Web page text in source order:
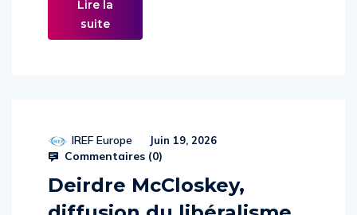
Lire la
suite
IREF Europe Juin 19, 2026
Deirdre McCloskey,